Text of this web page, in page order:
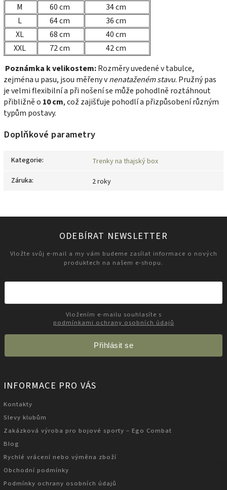
M
60 cm
34 cm
L
64 cm
36 cm
XL
68 cm
40 cm
XXL
72 cm
42 cm
Poznámka k velikostem:Rozměry uvedené v tabulce,
zejména u pasu, jsou měřeny vnenataženém stavu. Pružný pas
je velmi flexibilní a při nošení se může pohodlně roztáhnout
přibližně o 10 cm, což zajišťuje pohodlí a přizpůsobení různým
typům postavy.
Doplňkové parametry
Kategorie:
Trenky na thajský box
Záruka: 2 roky
ODEBÍRAT NEWSLETTER
Vložte svůj e-mail a my vám budeme zasílat informace o nových
produktech na našem e-shopu.
podmínkami ochrany osobních údajů
Přihlásit se
INFORMACE PRO VÁS
Kontakty
Slevy klubům
Zakázková výroba pro bojové sporty – Ego Combat
Blog
Rychlé vrácení nebo výměna zboží
Obchodní podmínky
Podmínky ochrany osobních údajů